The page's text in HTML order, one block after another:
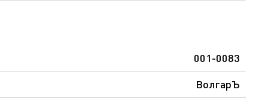
001-0083
ВолгарЪ